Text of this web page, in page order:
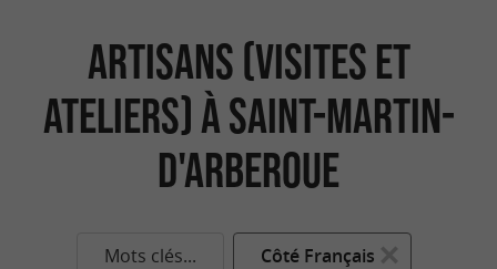
Artisans (Visites et
Ateliers) à Saint-Martin-
d'Arberoue
Mots clés... Côté Français